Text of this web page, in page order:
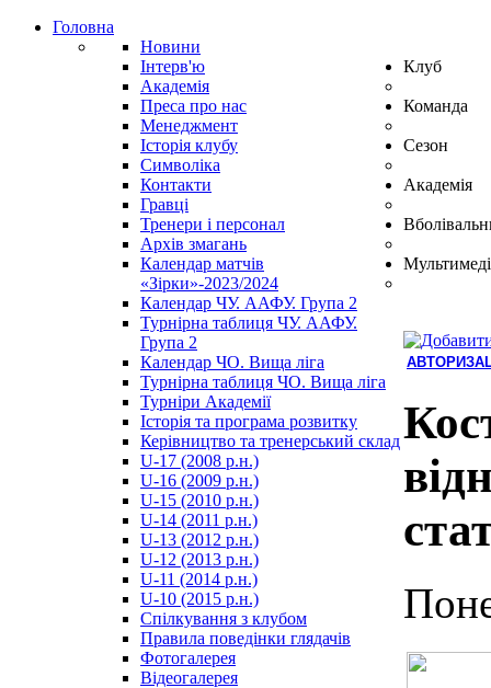
Головна
Новини
Інтерв'ю
Академія
Преса про нас
Клуб
Менеджмент
Історія клубу
Символіка
Контакти
Команда
Гравці
Тренери і персонал
Архів змагань
Сезон
Календар матчів
«Зірки»-2023/2024
Календар ЧУ. ААФУ. Група 2
Турнірна таблиця ЧУ. ААФУ.
Група 2
Календар ЧО. Вища ліга
Турнірна таблиця ЧО. Вища ліга
Академія
Турніри Академії
Історія та програма розвитку
Керівництво та тренерський склад
U-17 (2008 р.н.)
U-16 (2009 р.н.)
U-15 (2010 р.н.)
U-14 (2011 р.н.)
U-13 (2012 р.н.)
U-12 (2013 р.н.)
U-11 (2014 р.н.)
U-10 (2015 р.н.)
Спілкування з клубом
Правила поведінки глядачів
Фотогалерея
Відеогалерея